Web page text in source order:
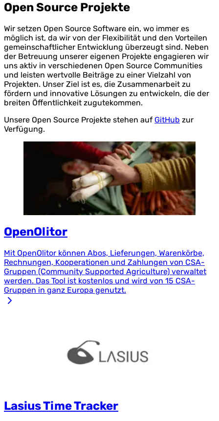
Open Source Projekte
Wir setzen Open Source Software ein, wo immer es
möglich ist, da wir von der Flexibilität und den Vorteilen
gemeinschaftlicher Entwicklung überzeugt sind. Neben
der Betreuung unserer eigenen Projekte engagieren wir
uns aktiv in verschiedenen Open Source Communities
und leisten wertvolle Beiträge zu einer Vielzahl von
Projekten. Unser Ziel ist es, die Zusammenarbeit zu
fördern und innovative Lösungen zu entwickeln, die der
breiten Öffentlichkeit zugutekommen.
Unsere Open Source Projekte stehen auf GitHub zur
Verfügung.
OpenOlitor
Mit OpenOlitor können Abos, Lieferungen, Warenkörbe,
Rechnungen, Kooperationen und Zahlungen von CSA-
Gruppen (Community Supported Agriculture) verwaltet
werden. Das Tool ist kostenlos und wird von 15 CSA-
Gruppen in ganz Europa genutzt.
Lasius Time Tracker